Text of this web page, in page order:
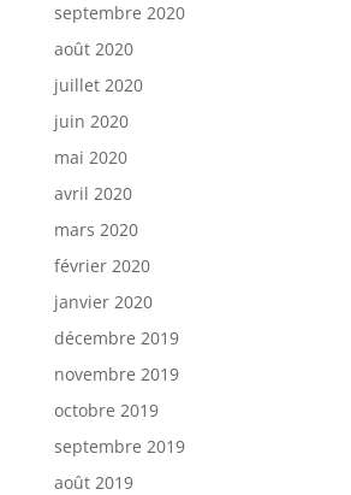
septembre 2020
août 2020
juillet 2020
juin 2020
mai 2020
avril 2020
mars 2020
février 2020
janvier 2020
décembre 2019
novembre 2019
octobre 2019
septembre 2019
août 2019